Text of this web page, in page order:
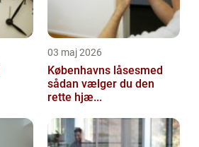
03 maj 2026
Københavns låsesmed
sådan vælger du den
rette hjæ...